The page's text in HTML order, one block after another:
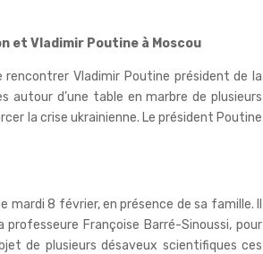
et Vladimir Poutine à Moscou
Vladimir Poutine président de la
autour d’une table en marbre de plusieurs
la crise ukrainienne. Le président Poutine
mardi 8 février, en présence de sa famille. Il
professeure Françoise Barré-Sinoussi, pour
de plusieurs désaveux scientifiques ces